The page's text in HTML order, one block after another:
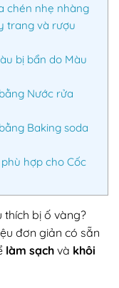
chén nhẹ nhàng
trang và rượu
bị bẩn do Màu
Nước rửa
Baking soda
hợp cho Cốc
thích bị ố vàng?
đơn giản có sẵn
làm sạch và khôi